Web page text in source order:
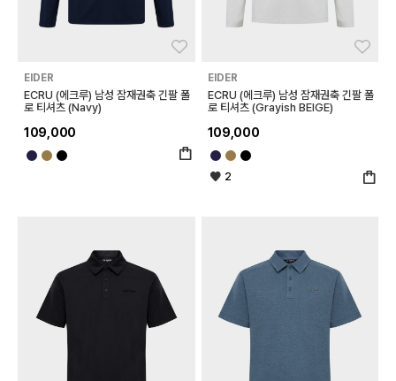
EIDER
ECRU (에크루) 남성 잠재권축 긴팔 폴
로 티셔츠 (Navy)
109,000
EIDER
ECRU (에크루) 남성 잠재권축 긴팔 폴
로 티셔츠 (Grayish BEIGE)
109,000
2